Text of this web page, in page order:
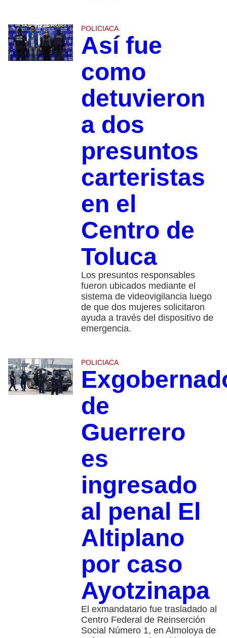
POLICIACA
Así fue
como
detuvieron
a dos
presuntos
carteristas
en el
Centro de
Toluca
Los presuntos responsables
fueron ubicados mediante el
sistema de videovigilancia luego
de que dos mujeres solicitaron
ayuda a través del dispositivo de
emergencia.
POLICIACA
de
Guerrero
es
ingresado
al penal El
Altiplano
por caso
Ayotzinapa
El exmandatario fue trasladado al
Centro Federal de Reinserción
Social Número 1, en Almoloya de